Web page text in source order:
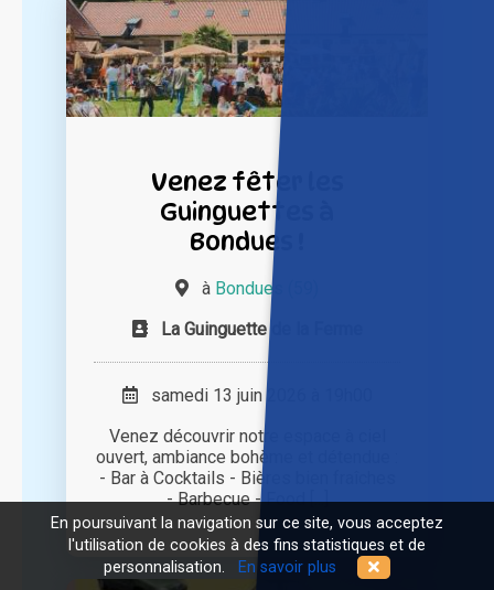
Venez fêter les
Guinguettes à
Bondues !
à Bondues (59)
La Guinguette de la Ferme
samedi 13 juin 2026 à 19h00
Venez découvrir notre espace à ciel
ouvert, ambiance bohème et détendue :
- Bar à Cocktails - Bières bien fraîches
- Barbecue - Food [...]
En poursuivant la navigation sur ce site, vous acceptez
l'utilisation de cookies à des fins statistiques et de
personnalisation.
En savoir plus